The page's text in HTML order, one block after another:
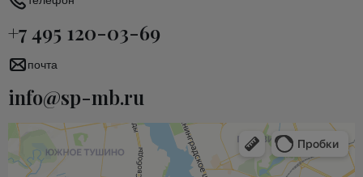
+7 495 120-03-69
почта
info@sp-mb.ru